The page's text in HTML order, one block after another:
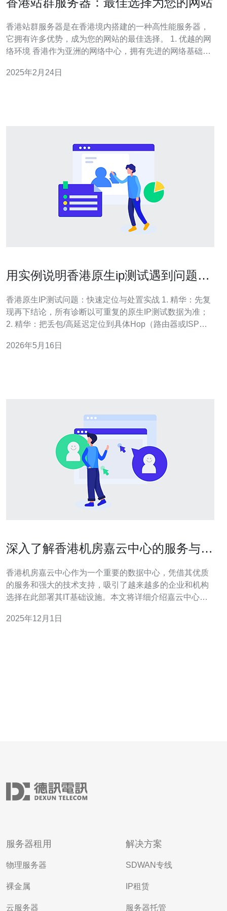
香港站群服务器是在香港境内搭建的一种高性能服务器，
它拥有许多优势，成为您的网站的最佳选择。 1. 优越的网
络环境 香港作为亚洲的网络中心，拥有先进的网络基础设
的网络性能，确保您的网站可以快速响应用户请求。 2. 优
2025年2月24日
用实例说明香港原生ip测试遇到问题的
香港原生IP测试问题：快速定位与处置实战 1. 精华：先复
现再下结论，所有诊断以可重复的原生IP测试数据为准；
2. 精华：把丢包/高延迟定位到具体Hop（路由器或ISP）
不是只靠临时绕路，需评估长期策略（CDN/Anycast/对等
2026年5月16日
深入了解香港机房嘉云中心的服务与优
香港机房嘉云中心作为一个重要的数据中心，凭借其优质
的服务和强大的技术支持，吸引了越来越多的企业和机构
选择在此部署其IT基础设施。本文将详细介绍嘉云中心的
基本介绍 嘉云中心位于香港，是一家现代化的数据中心，
2025年12月1日
服务器租用
物理服务器
裸金属
云服务器
解决方案
SDWAN专线
IP租赁
服务器托管